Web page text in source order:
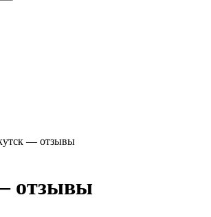
— отзывы
отзывы